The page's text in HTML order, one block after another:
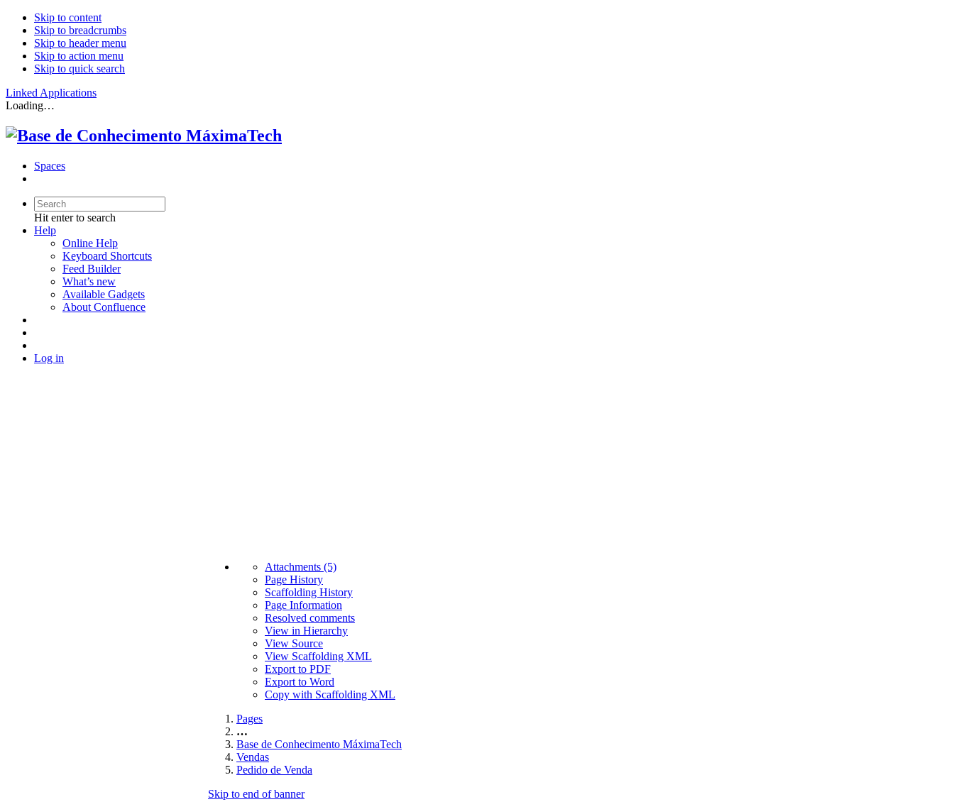
Skip to content
Skip to breadcrumbs
Skip to header menu
Skip to action menu
Skip to quick search
Linked Applications
Loading…
Spaces
Hit enter to search
Help
Online Help
Keyboard Shortcuts
Feed Builder
What’s new
Available Gadgets
About Confluence
Log in
Attachments (5)
Page History
Scaffolding History
Page Information
Resolved comments
View in Hierarchy
View Source
View Scaffolding XML
Export to PDF
Export to Word
Copy with Scaffolding XML
Pages
…
Base de Conhecimento MáximaTech
Vendas
Pedido de Venda
Skip to end of banner